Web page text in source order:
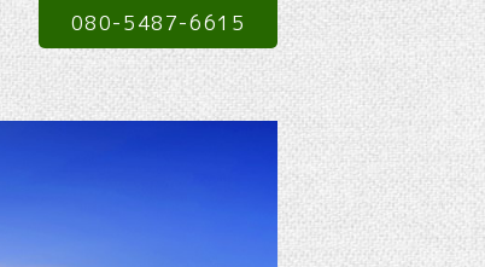
080-5487-6615